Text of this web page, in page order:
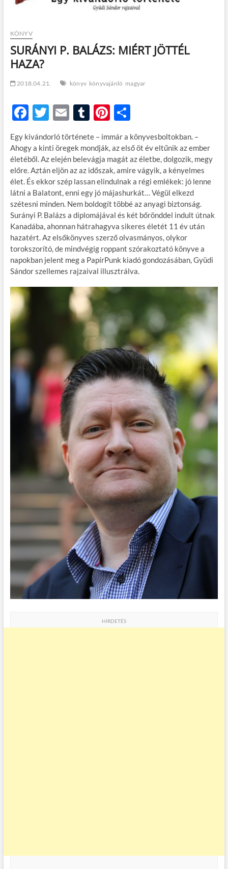
KÖNYV
SURÁNYI P. BALÁZS: MIÉRT JÖTTÉL
HAZA?
2018.04.21. könyv könyvajánló magyar
F
e
b
o
o
k
T
itt
er
E
ail
T
m
bl
r
Pi
er
es
t
O
za
m
e
g
Egy kivándorló története – immár a könyvesboltokban. –
Ahogy a kinti öregek mondják, az első öt év eltűnik az ember
életéből. Az elején belevágja magát az életbe, dolgozik, megy
előre. Aztán eljön az az időszak, amire vágyik, a kényelmes
élet. És ekkor szép lassan elindulnak a régi emlékek: jó lenne
látni a Balatont, enni egy jó májashurkát… Végül elkezd
szétesni minden. Nem boldogít többé az anyagi biztonság.
Surányi P. Balázs a diplomájával és két bőrönddel indult útnak
Kanadába, ahonnan hátrahagyva sikeres életét 11 év után
hazatért. Az elsőkönyves szerző olvasmányos, olykor
torokszorító, de mindvégig roppant szórakoztató könyve a
napokban jelent meg a PapírPunk kiadó gondozásában, Gyüdi
Sándor szellemes rajzaival illusztrálva.
HIRDETÉS